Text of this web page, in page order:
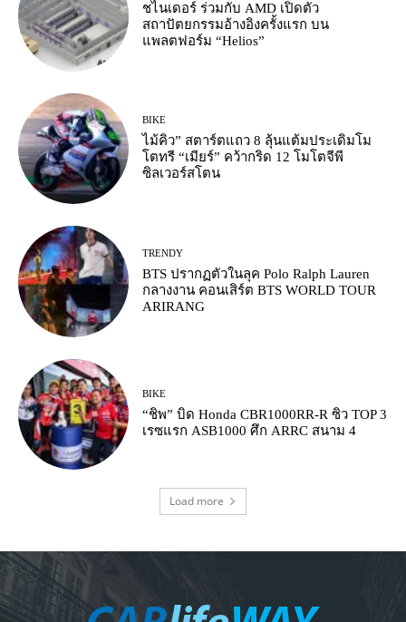
ชไนเดอร์ ร่วมกับ AMD เปิดตัว
สถาปัตยกรรมอ้างอิงครั้งแรก บน
แพลตฟอร์ม “Helios”
BIKE
ไม้คิว” สตาร์ตแถว 8 ลุ้นแต้มประเดิมโม
โตทรี “เมียร์” คว้ากริด 12 โมโตจีพี
ซิลเวอร์สโตน
TRENDY
BTS ปรากฏตัวในลุค Polo Ralph Lauren
กลางงาน คอนเสิร์ต BTS WORLD TOUR
ARIRANG
BIKE
“ชิพ” บิด Honda CBR1000RR-R ซิว TOP 3
เรซแรก ASB1000 ศึก ARRC สนาม 4
Load more